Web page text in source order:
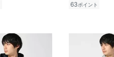
63ポイント